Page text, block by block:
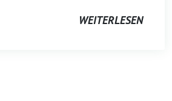
WEITERLESEN